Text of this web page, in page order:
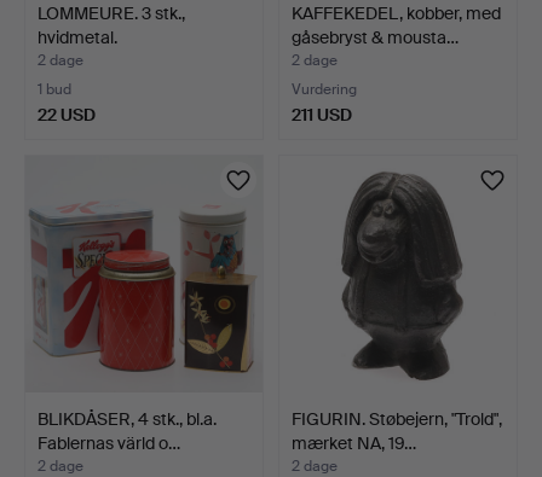
LOMMEURE. 3 stk.,
hvidmetal.
2 dage
1 bud
22 USD
KAFFEKEDEL, kobber, med
gåsebryst & mousta…
2 dage
Vurdering
211 USD
BLIKDÅSER, 4 stk., bl.a.
Fablernas värld o…
2 dage
FIGURIN. Støbejern, "Trold",
mærket NA, 19…
2 dage